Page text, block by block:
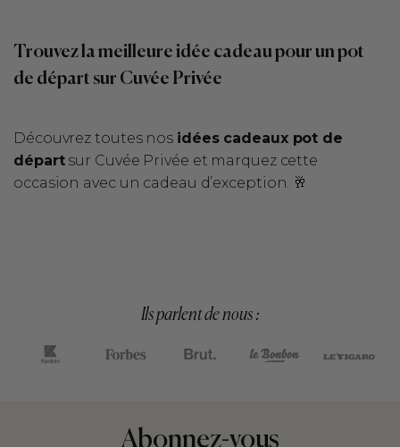
Trouvez la meilleure idée cadeau pour un pot
de départ sur Cuvée Privée
Découvrez toutes nos idées cadeaux pot de
départsur Cuvée Privée et marquez cette
occasion avec un cadeau d’exception. 🥂
Ils parlent de nous :
Abonnez-vous